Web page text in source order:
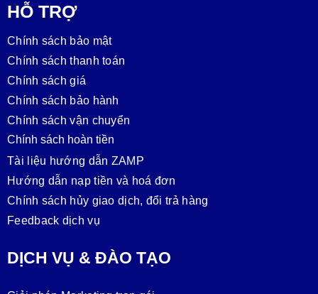
HỖ TRỢ
Chính sách bảo mật
Chính sách thanh toán
Chính sách giá
Chính sách bảo hành
Chính sách vận chuyển
Chính sách hoàn tiền
Tài liệu hướng dẫn ZAMP
Hướng dẫn nạp tiền và hoá đơn
Chính sách hủy giao dịch, đổi trả hàng
Feedback dịch vụ
DỊCH VỤ & ĐÀO TẠO